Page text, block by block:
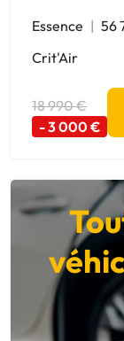
Essence 56
Crit'Air
18 990 €
- 3 000 €